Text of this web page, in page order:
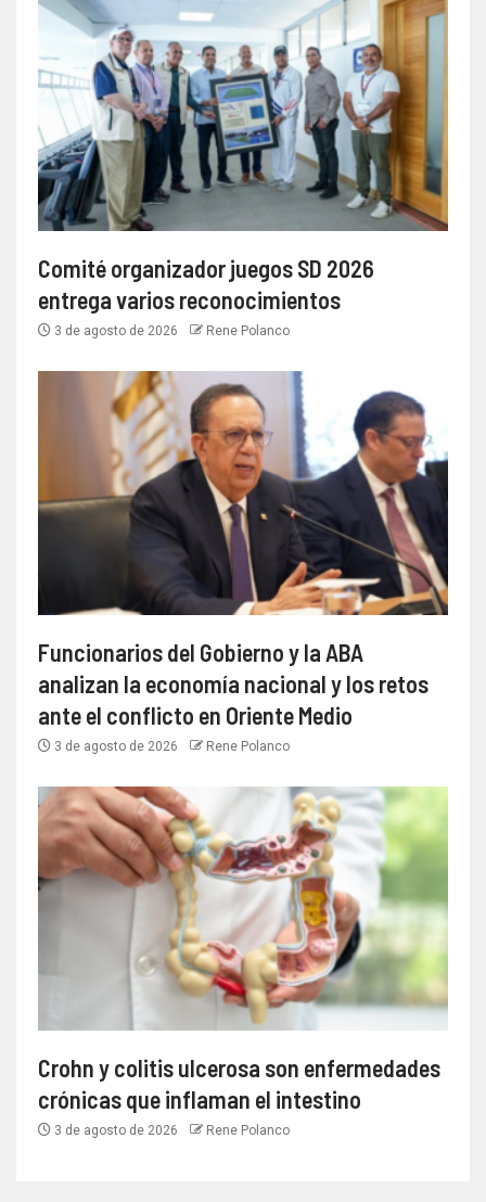
Comité organizador juegos SD 2026
entrega varios reconocimientos
3 de agosto de 2026 Rene Polanco
Funcionarios del Gobierno y la ABA
analizan la economía nacional y los retos
ante el conflicto en Oriente Medio
3 de agosto de 2026 Rene Polanco
Crohn y colitis ulcerosa son enfermedades
crónicas que inflaman el intestino
3 de agosto de 2026 Rene Polanco